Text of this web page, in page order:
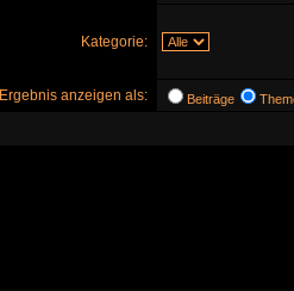
Kategorie:
Ergebnis anzeigen als: Beiträge